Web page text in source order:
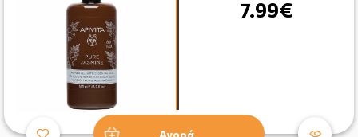
7.99€
Αγορά